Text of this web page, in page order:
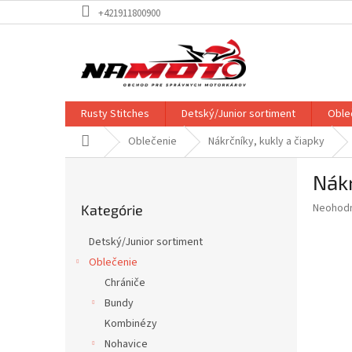
na
+421911800900
Rusty Stitches Detský/Junior sortiment
Domov Oblečenie Nákrčníky, kukly a čiapky
kategórie
Kategórie
Detský/Junior sortiment
Oblečenie
Chrániče
Bundy
Kombinézy
Nohavice